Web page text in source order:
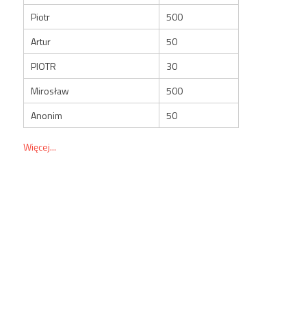
Piotr
500
Artur
50
PIOTR
30
Mirosław
500
Anonim
50
Więcej...